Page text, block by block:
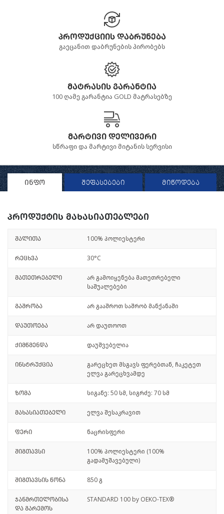
პროდუქციის დაბრუნება
გაეცანით დაბრუნების პირობებს
მატრასის გარანტია
100 ღამე გარანტია GOLD მატრასებზე
მარტივი დელივერი
სწრაფი და მარტივი მიტანის სერვისი
ინფო შეფასებები მიწოდება
პროდუქტის მახასიათებლები
შალითა 100% პოლიესტერი
რეცხვა 30°C
მათეთრებელი
არ გამოიყენება მათეთრებელი
საშუალებები
გაშრობა არ გააშროთ საშრობ მანქანაში
დაუთოება არ დაუთოოთ
ქიმწმენდა დაუშვებელია
ინსტრუქცია
გარეცხეთ მსგავს ფერებთან, ჩაკეტეთ
ელვა გარეცხვამდე
ზომა სიგანე: 50 სმ, სიგრძე: 70 სმ
მახასიათებელი ელვა შესაკრავით
ფერი ნაცრისფერი
შიგთავსი
100% პოლიესტერი (100%
გადამუშავებული)
შიგთავსის წონა 850 გ
ჯანმრთელობისა
და გარემოს
STANDARD 100 by OEKO-TEX®